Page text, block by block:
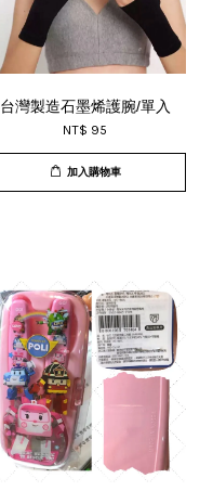
台灣製造石墨烯護腕/單入
NT$ 95
加入購物車